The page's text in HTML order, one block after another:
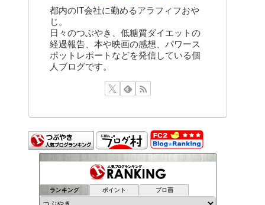
都内のIT会社に勤めるアラフィフおや
じ。
日々のつぶやき、低糖質ダイエットの
経過報告、本や映画の感想、パワース
ポットレポートなどを発信している個
人ブログです。
ランキング ポイント ブロ画